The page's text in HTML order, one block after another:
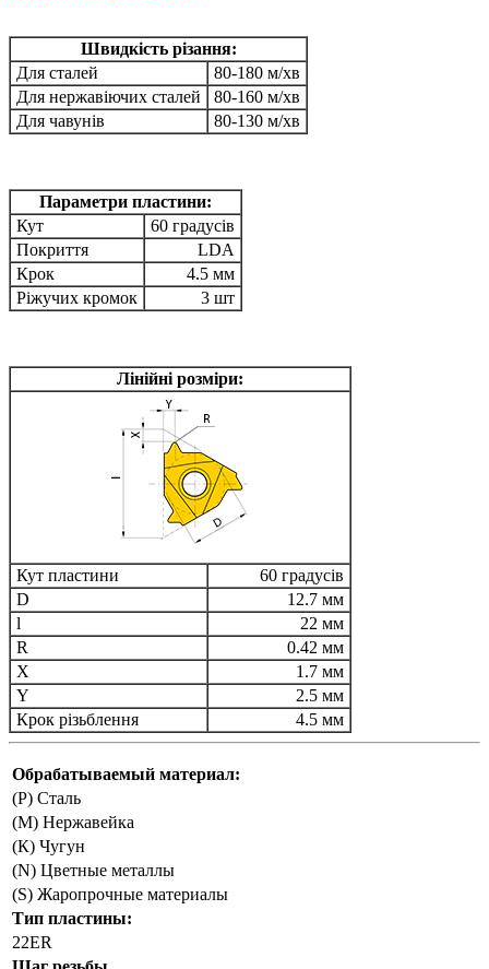
Швидкість різання:
Для сталей
80-180 м/хв
Для нержавіючих сталей
80-160 м/хв
Для чавунів
80-130 м/хв
Параметри пластини:
Кут
60 градусів
Покриття
LDA
Крок
4.5 мм
Ріжучих кромок
3 шт
Лінійні розміри:
Кут пластини
60 градусів
D
12.7 мм
l
22 мм
R
0.42 мм
X
1.7 мм
Y
2.5 мм
Крок різьблення
4.5 мм
Обрабатываемый материал:
(P) Сталь
(М) Нержавейка
(К) Чугун
(N) Цветные металлы
(S) Жаропрочные материалы
Тип пластины:
22ER